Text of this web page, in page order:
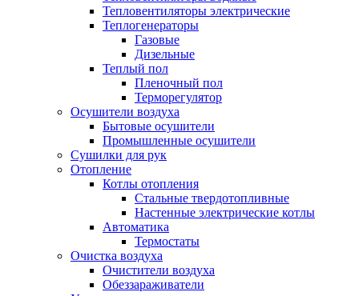
Тепловентиляторы электрические
Теплогенераторы
Газовые
Дизельные
Теплый пол
Пленочный пол
Терморегулятор
Осушители воздуха
Бытовые осушители
Промышленные осушители
Сушилки для рук
Отопление
Котлы отопления
Стальные твердотопливные
Настенные электрические котлы
Автоматика
Термостаты
Очистка воздуха
Очистители воздуха
Обеззараживатели